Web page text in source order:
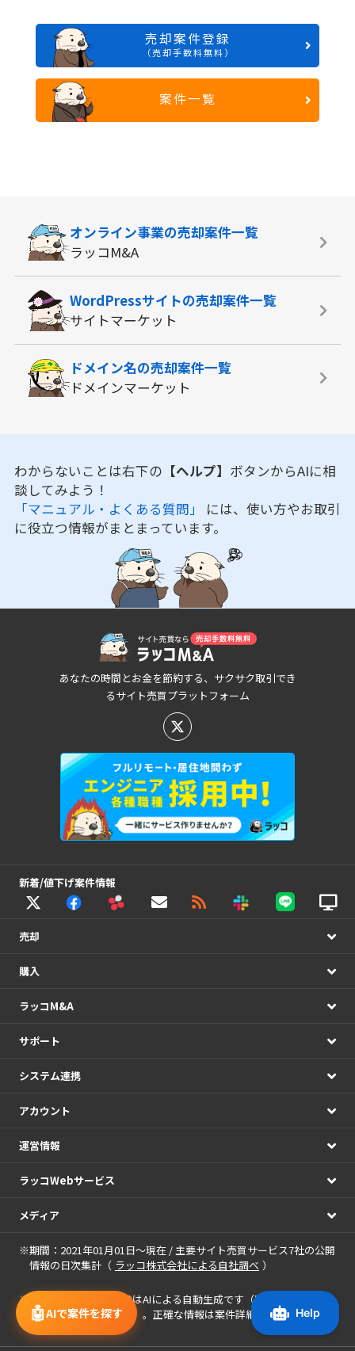
売却案件登録
（売却手数料無料）
案件一覧
🤖AIで案件を探す
オンライン事業の売却案件一覧
ラッコM&A
WordPressサイトの売却案件一覧
サイトマーケット
ドメイン名の売却案件一覧
ドメインマーケット
わからないことは右下の 【ヘルプ】 ボタンからAIに相
談してみよう！
「マニュアル・よくある質問」 には、使い方やお取引
に役立つ情報がまとまっています。
あなたの時間とお金を節約する、サクサク取引でき
るサイト売買プラットフォーム
新着/値下げ案件情報
売却
購入
ラッコM&A
サポート
システム連携
アカウント
運営情報
ラッコWebサービス
メディア
※期間：2021年01月01日～現在 / 主要サイト売買サービス7社の公開
情報の日次集計（ ラッコ株式会社による自社調べ ）
※ 案件に表示される画像はAIによる自動生成です（案件名・アピー
ルポイントを基に作成）。正確な情報は案件詳細をご確認くださ